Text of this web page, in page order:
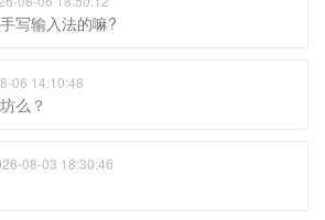
写输入法的嘛?
06 14:10:48
么？
08-03 18:30:46